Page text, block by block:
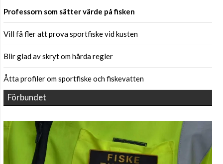
Professorn som sätter värde på fisken
Vill få fler att prova sportfiske vid kusten
Blir glad av skryt om hårda regler
Åtta profiler om sportfiske och fiskevatten
Förbundet